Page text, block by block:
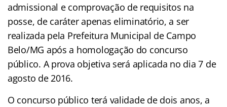
admissional e comprovação de requisitos na
posse, de caráter apenas eliminatório, a ser
realizada pela Prefeitura Municipal de Campo
Belo/MG após a homologação do concurso
público. A prova objetiva será aplicada no dia 7 de
agosto de 2016.
O concurso público terá validade de dois anos, a